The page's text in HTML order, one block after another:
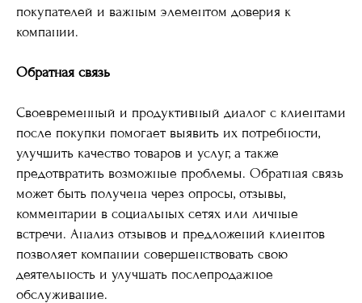
покупателей и важным элементом доверия к
компании.
Обратная связь
Своевременный и продуктивный диалог с клиентами
после покупки помогает выявить их потребности,
улучшить качество товаров и услуг, а также
предотвратить возможные проблемы. Обратная связь
может быть получена через опросы, отзывы,
комментарии в социальных сетях или личные
встречи. Анализ отзывов и предложений клиентов
позволяет компании совершенствовать свою
деятельность и улучшать послепродажное
обслуживание.